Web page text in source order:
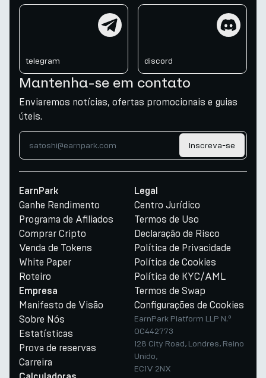
telegram discord
Mantenha-se em contato
Enviaremos notícias, ofertas promocionais e guias
úteis.
Inscreva-se
EarnPark
Ganhe Rendimento
Programa de Afiliados
Comprar Cripto
Venda de Tokens
White Paper
Roteiro
Empresa
Manifesto de Visão
Sobre Nós
Estatísticas
Prova de reservas
Carreira
Legal
Centro Jurídico
Termos de Uso
Declaração de Risco
Política de Privacidade
Política de Cookies
Política de KYC/AML
Termos de Swap
Configurações de Cookies
EarnPark Platform LLP N.º
OC442773
128 City Road, Londres, Reino
Unido,
EC1V 2NX